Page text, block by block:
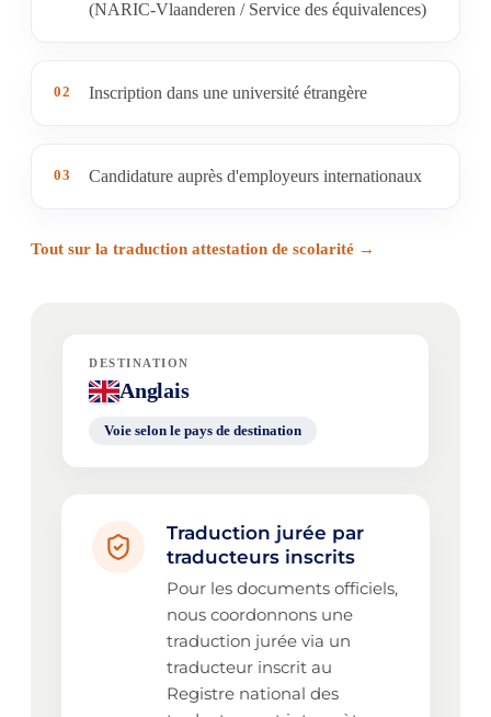
(NARIC-Vlaanderen / Service des équivalences)
02 Inscription dans une université étrangère
03 Candidature auprès d'employeurs internationaux
Tout sur la traduction attestation de scolarité →
DESTINATION
Anglais
Voie selon le pays de destination
Traduction jurée par
traducteurs inscrits
Pour les documents officiels,
nous coordonnons une
traduction jurée via un
traducteur inscrit au
Registre national des